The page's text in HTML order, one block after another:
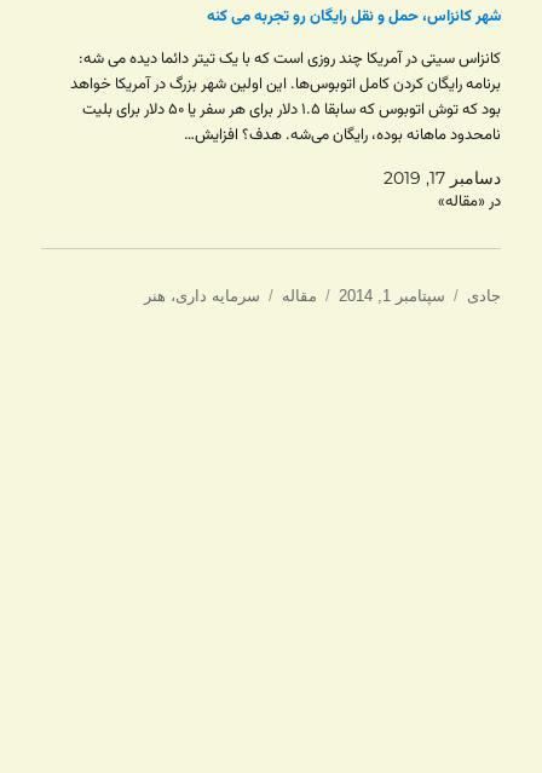
شهر کانزاس، حمل و نقل رایگان رو تجربه می کنه
کانزاس سیتی در آمریکا چند روزی است که با یک تیتر دائما دیده می شه:
برنامه رایگان کردن کامل اتوبوس‌ها. این اولین شهر بزرگ در آمریکا خواهد
بود که توش اتوبوس که سابقا ۱.۵ دلار برای هر سفر یا ۵۰ دلار برای بلیت
نامحدود ماهانه بوده، رایگان می‌شه. هدف؟ افزایش…
دسامبر 17, 2019
در «مقاله»
نویسنده
جادی
ارسال
سپتامبر 1, 2014 دسته‌ها
مقاله برچسب‌ها
سرمایه داری، هنر